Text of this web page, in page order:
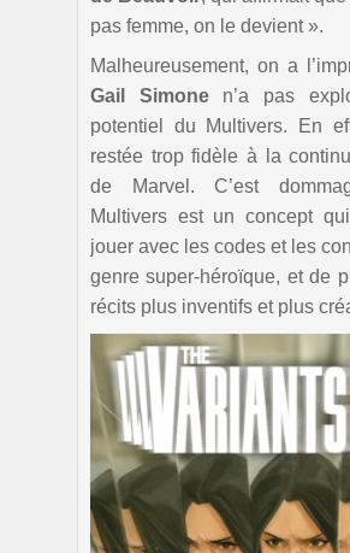
pas femme, on le devient ».
Malheureusement, on a
Gail Simonen’a pas
potentiel du Multivers. En
restée trop fidèle à la
de Marvel. C’est
Multivers est un concept
jouer avec les codes et les
genre super-héroïque, et de
récits plus inventifs et plus